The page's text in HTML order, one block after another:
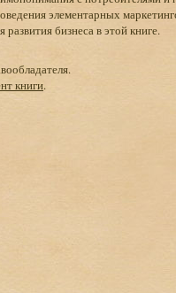
элементарных
бизнеса в этой книге.
книги.